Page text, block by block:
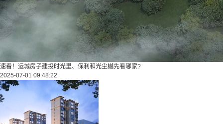
速看！运城房子建投时光里、保利和光尘樾先看哪家?
2025-07-01 09:48:22